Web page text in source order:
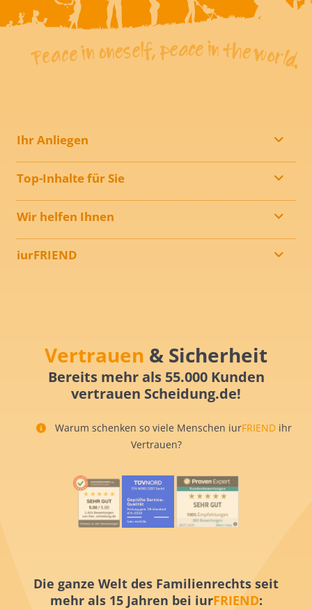
Ihr Anliegen
Top-Inhalte für Sie
Wir helfen Ihnen
iurFRIEND
Vertrauen & Sicherheit
Bereits mehr als 55.000 Kunden
vertrauen Scheidung.de!
Warum schenken so viele Menschen iurFRIEND ihr
Vertrauen?
Die ganze Welt des Familienrechts seit
mehr als 15 Jahren bei iurFRIEND: